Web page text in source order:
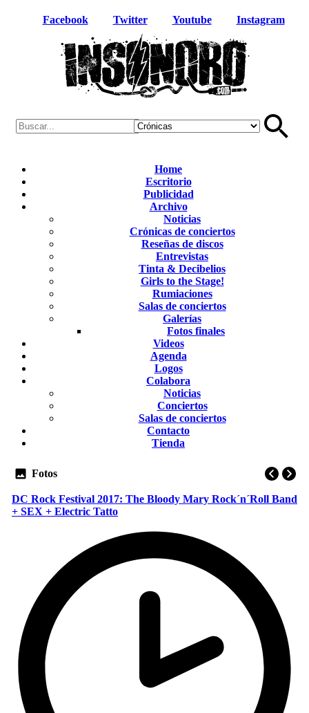
Facebook Twitter Youtube Instagram
Home
Escritorio
Publicidad
Archivo
Noticias
Crónicas de conciertos
Reseñas de discos
Entrevistas
Tinta & Decibelios
Girls to the Stage!
Rumiaciones
Salas de conciertos
Galerías
Fotos finales
Videos
Agenda
Logos
Colabora
Noticias
Conciertos
Salas de conciertos
Contacto
Tienda
Fotos
DC Rock Festival 2017: The Bloody Mary Rock´n´Roll Band
+ SEX + Electric Tatto